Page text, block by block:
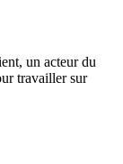
un acteur du
travailler sur